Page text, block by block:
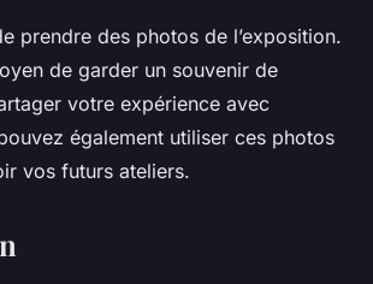
prendre des photos de l’exposition.
de garder un souvenir de
votre expérience avec
également utiliser ces photos
vos futurs ateliers.